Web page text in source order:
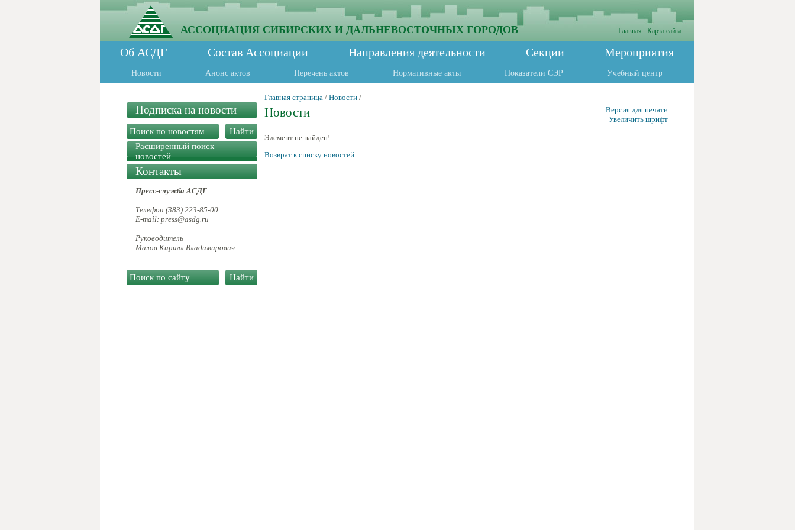
АССОЦИАЦИЯ СИБИРСКИХ И ДАЛЬНЕВОСТОЧНЫХ ГОРОДОВ Главная Карта сайта
Об АСДГ Состав Ассоциации Направления деятельности Секции Мероприятия
Новости Анонс актов Перечень актов Нормативные акты Показатели СЭР Учебный центр
Подписка на новости
Расширенный поиск
новостей
Контакты
Пресс-служба АСДГ
Телефон:(383) 223-85-00
E-mail: press@asdg.ru
Руководитель
Малов Кирилл Владимирович
Главная страница / Новости /
Новости
Версия для печати
Увеличить шрифт
Элемент не найден!
Возврат к списку новостей